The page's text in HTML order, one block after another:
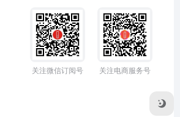
关注微信订阅号 关注电商服务号